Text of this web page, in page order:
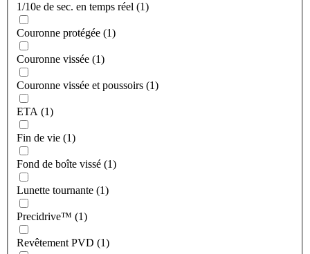
1/10e de sec. en temps réel (1)
Couronne protégée (1)
Couronne vissée (1)
Couronne vissée et poussoirs (1)
ETA (1)
Fin de vie (1)
Fond de boîte vissé (1)
Lunette tournante (1)
Precidrive™ (1)
Revêtement PVD (1)